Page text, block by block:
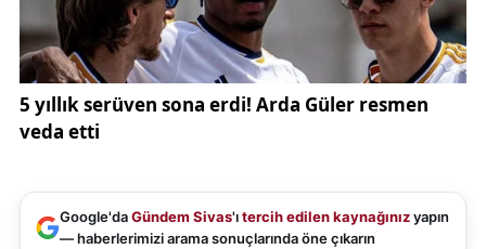
Google'daGündem Sivas'ıtercih edilen kaynağınızyapın
— haberlerimizi arama sonuçlarında öne çıkarın